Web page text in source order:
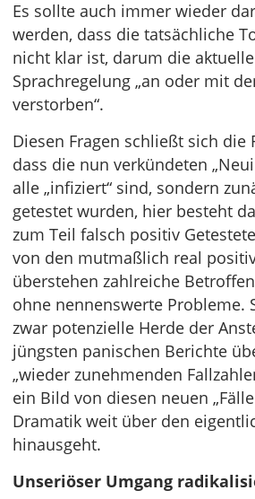
Es sollte auch immer wieder
werden, dass die tatsächliche
nicht klar ist, darum die
Sprachregelung „an oder mit
verstorben“.
Diesen Fragen schließt sich die
dass die nun verkündeten
alle „infiziert“ sind, sondern
getestet wurden, hier besteht
zum Teil falsch positiv
von den mutmaßlich real
überstehen zahlreiche
ohne nennenswerte Probleme.
zwar potenzielle Herde der
jüngsten panischen Berichte
„wieder zunehmenden
ein Bild von diesen neuen
Dramatik weit über den
hinausgeht.
Unseriöser Umgang